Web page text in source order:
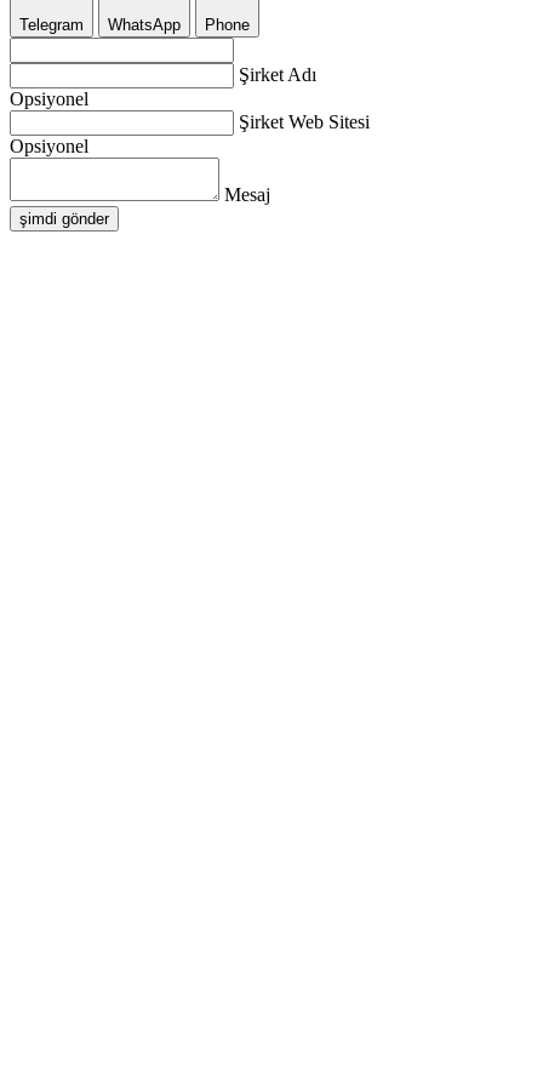
Telegram WhatsApp Phone
Şirket Adı
Opsiyonel
Şirket Web Sitesi
Opsiyonel
Mesaj
şimdi gönder